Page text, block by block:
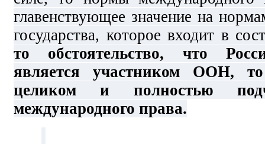
главенствующее значение на
государства, которое входит в
то обстоятельство, что
является участником ООН,
целиком и полностью
международного права.